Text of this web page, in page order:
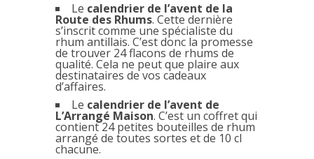
Le calendrier de l’avent de la
Route des Rhums. Cette dernière
s’inscrit comme une spécialiste du
rhum antillais. C’est donc la promesse
de trouver 24 flacons de rhums de
qualité. Cela ne peut que plaire aux
destinataires de vos cadeaux
d’affaires.
Le calendrier de l’avent de
L’Arrangé Maison. C’est un coffret qui
contient 24 petites bouteilles de rhum
arrangé de toutes sortes et de 10 cl
chacune.